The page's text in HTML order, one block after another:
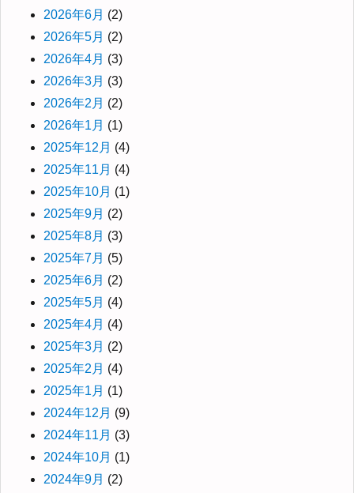
2026年6月 (2)
2026年5月 (2)
2026年4月 (3)
2026年3月 (3)
2026年2月 (2)
2026年1月 (1)
2025年12月 (4)
2025年11月 (4)
2025年10月 (1)
2025年9月 (2)
2025年8月 (3)
2025年7月 (5)
2025年6月 (2)
2025年5月 (4)
2025年4月 (4)
2025年3月 (2)
2025年2月 (4)
2025年1月 (1)
2024年12月 (9)
2024年11月 (3)
2024年10月 (1)
2024年9月 (2)